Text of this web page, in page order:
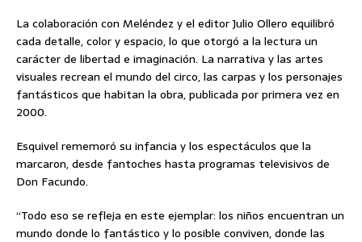
La colaboración con Meléndez y el editor Julio Ollero equilibró
cada detalle, color y espacio, lo que otorgó a la lectura un
carácter de libertad e imaginación. La narrativa y las artes
visuales recrean el mundo del circo, las carpas y los personajes
fantásticos que habitan la obra, publicada por primera vez en
2000.
Esquivel rememoró su infancia y los espectáculos que la
marcaron, desde fantoches hasta programas televisivos de
Don Facundo.
“Todo eso se refleja en este ejemplar: los niños encuentran un
mundo donde lo fantástico y lo posible conviven, donde las